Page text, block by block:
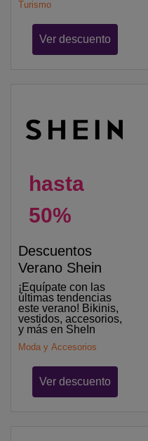
Turismo
Ver descuento
hasta
50%
Descuentos
Verano Shein
¡Equípate con las
últimas tendencias
este verano! Bikinis,
vestidos, accesorios,
y más en SheIn
Moda y Accesorios
Ver descuento